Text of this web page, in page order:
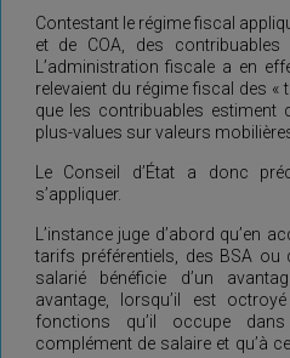
Contestant le régime fiscal
et de COA, des contribuables
L’administration fiscale a en
relevaient du régime fiscal des «
que les contribuables estiment
plus-values sur valeurs
Le Conseil d’État a donc
s’appliquer.
L’instance juge d’abord qu’en
tarifs préférentiels, des BSA ou
salarié bénéficie d’un
avantage, lorsqu’il est
fonctions qu’il occupe
complément de salaire et qu’à